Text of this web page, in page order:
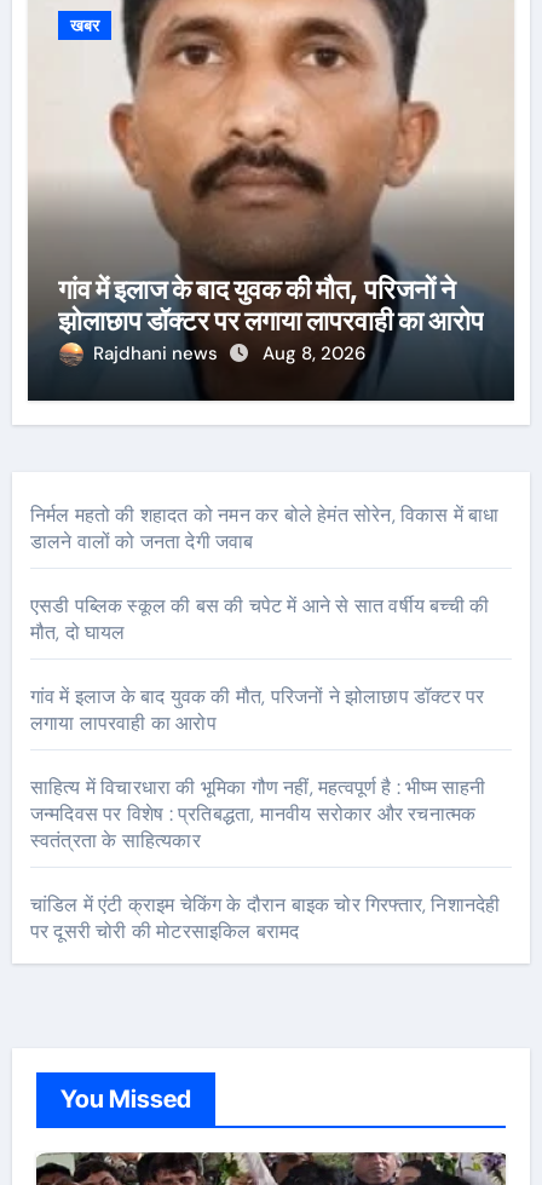
खबर
गांव में इलाज के बाद युवक की मौत, परिजनों ने
झोलाछाप डॉक्टर पर लगाया लापरवाही का आरोप
Rajdhani news Aug 8, 2026
निर्मल महतो की शहादत को नमन कर बोले हेमंत सोरेन, विकास में बाधा
डालने वालों को जनता देगी जवाब
एसडी पब्लिक स्कूल की बस की चपेट में आने से सात वर्षीय बच्ची की
मौत, दो घायल
गांव में इलाज के बाद युवक की मौत, परिजनों ने झोलाछाप डॉक्टर पर
लगाया लापरवाही का आरोप
साहित्य में विचारधारा की भूमिका गौण नहीं, महत्वपूर्ण है : भीष्म साहनी
जन्मदिवस पर विशेष : प्रतिबद्धता, मानवीय सरोकार और रचनात्मक
स्वतंत्रता के साहित्यकार
चांडिल में एंटी क्राइम चेकिंग के दौरान बाइक चोर गिरफ्तार, निशानदेही
पर दूसरी चोरी की मोटरसाइकिल बरामद
You Missed